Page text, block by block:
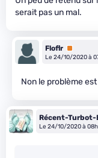
serait pas un mal.
Floflr Premium
Le 24/10/2020 à
Non le problème
Récent-
Le 24/10/2020 à